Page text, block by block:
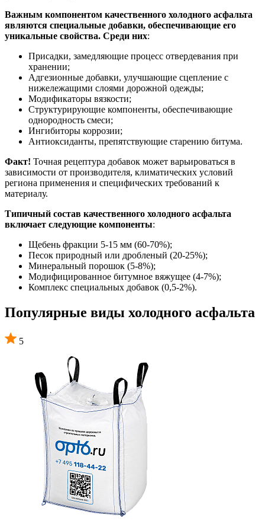
Важным компонентом качественного холодного асфальта
являются специальные добавки, обеспечивающие его
уникальные свойства. Среди них:
Присадки, замедляющие процесс отвердевания при
хранении;
Адгезионные добавки, улучшающие сцепление с
нижележащими слоями дорожной одежды;
Модификаторы вязкости;
Структурирующие компоненты, обеспечивающие
однородность смеси;
Ингибиторы коррозии;
Антиоксиданты, препятствующие старению битума.
Факт! Точная рецептура добавок может варьироваться в
зависимости от производителя, климатических условий
региона применения и специфических требований к
материалу.
Типичный состав качественного холодного асфальта
включает следующие компоненты:
Щебень фракции 5-15 мм (60-70%);
Песок природный или дробленый (20-25%);
Минеральный порошок (5-8%);
Модифицированное битумное вяжущее (4-7%);
Комплекс специальных добавок (0,5-2%).
Популярные виды холодного асфальта
5